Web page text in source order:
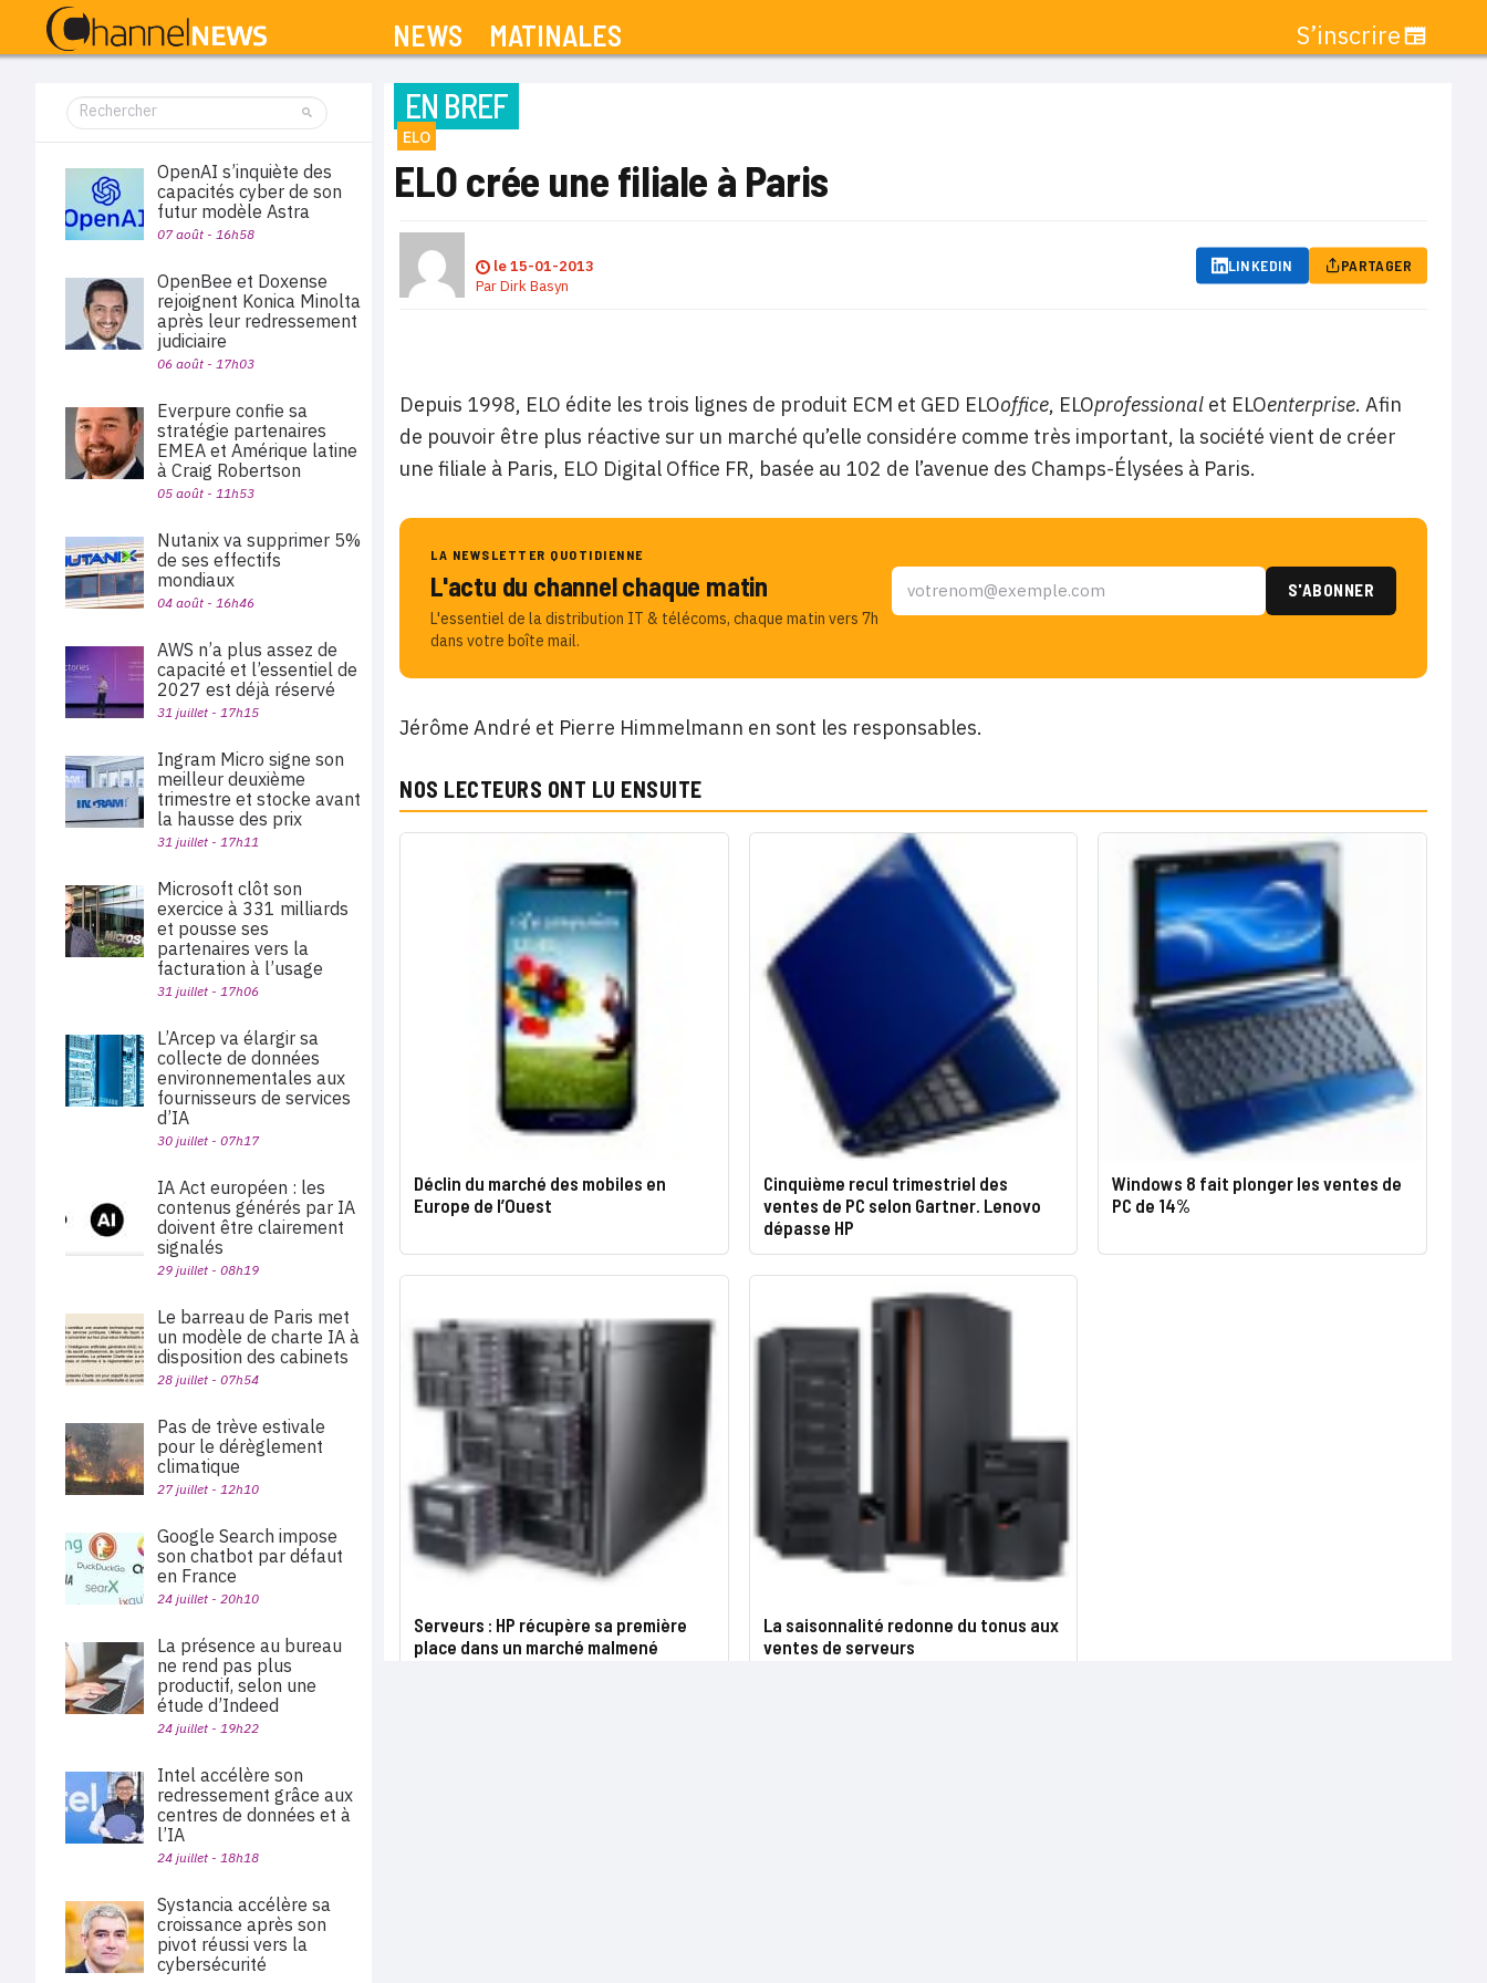
NEWS MATINALES S’inscrire
EN BREF
ELO
ELO crée une filiale à Paris
le15-01-2013
ParDirk Basyn
LINKEDIN PARTAGER
Depuis 1998, ELO édite les trois lignes de produit ECM et GED ELOoffice, ELOprofessional et ELOenterprise. Afin
de pouvoir être plus réactive sur un marché qu’elle considére comme très important, la société vient de créer
une filiale à Paris, ELO Digital Office FR, basée au 102 de l’avenue des Champs-Élysées à Paris.
LA NEWSLETTER QUOTIDIENNE
L'actu du channel chaque matin
L'essentiel de la distribution IT & télécoms, chaque matin vers 7h
dans votre boîte mail.
Jérôme André et Pierre Himmelmann en sont les responsables.
NOS LECTEURS ONT LU ENSUITE
Déclin du marché des mobiles en
Europe de l’Ouest
Cinquième recul trimestriel des
ventes de PC selon Gartner. Lenovo
dépasse HP
Windows 8 fait plonger les ventes de
PC de 14%
Serveurs : HP récupère sa première
place dans un marché malmené
La saisonnalité redonne du tonus aux
ventes de serveurs
OpenAI s’inquiète des
capacités cyber de son
futur modèle Astra
07 août - 16h58
OpenBee et Doxense
rejoignent Konica Minolta
après leur redressement
judiciaire
06 août - 17h03
Everpure confie sa
stratégie partenaires
EMEA et Amérique latine
à Craig Robertson
05 août - 11h53
Nutanix va supprimer 5%
de ses effectifs
mondiaux
04 août - 16h46
AWS n’a plus assez de
capacité et l’essentiel de
2027 est déjà réservé
31 juillet - 17h15
Ingram Micro signe son
meilleur deuxième
trimestre et stocke avant
la hausse des prix
31 juillet - 17h11
Microsoft clôt son
exercice à 331 milliards
et pousse ses
partenaires vers la
facturation à l’usage
31 juillet - 17h06
L’Arcep va élargir sa
collecte de données
environnementales aux
fournisseurs de services
d’IA
30 juillet - 07h17
IA Act européen : les
contenus générés par IA
doivent être clairement
signalés
29 juillet - 08h19
Le barreau de Paris met
un modèle de charte IA à
disposition des cabinets
28 juillet - 07h54
Pas de trève estivale
pour le dérèglement
climatique
27 juillet - 12h10
Google Search impose
son chatbot par défaut
en France
24 juillet - 20h10
La présence au bureau
ne rend pas plus
productif, selon une
étude d’Indeed
24 juillet - 19h22
Intel accélère son
redressement grâce aux
centres de données et à
l’IA
24 juillet - 18h18
Systancia accélère sa
croissance après son
pivot réussi vers la
cybersécurité